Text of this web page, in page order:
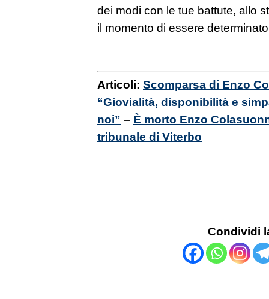
dei modi con le tue battute, allo
il momento di essere
Articoli: Scomparsa di Enzo
“Giovialità, disponibilità e
noi” – È morto Enzo
tribunale di Viterbo
Condividi